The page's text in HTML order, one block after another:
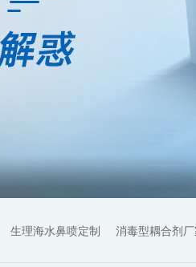
生理海水鼻喷定制 消毒型耦合剂